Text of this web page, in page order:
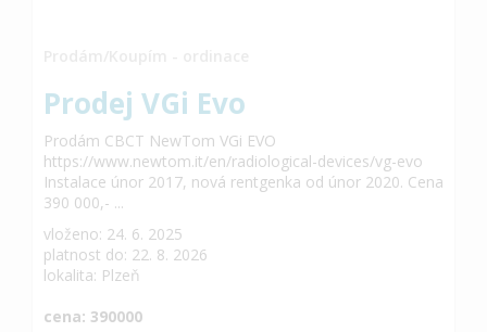
Prodej VGi Evo
Prodám CBCT NewTom VGi EVO
https://www.newtom.it/en/radiological-devices/vg-evo
Instalace únor 2017, nová rentgenka od únor 2020. Cena
390 000,- ...
vloženo: 24. 6. 2025
platnost do: 22. 8. 2026
lokalita: Plzeň
cena: 390000